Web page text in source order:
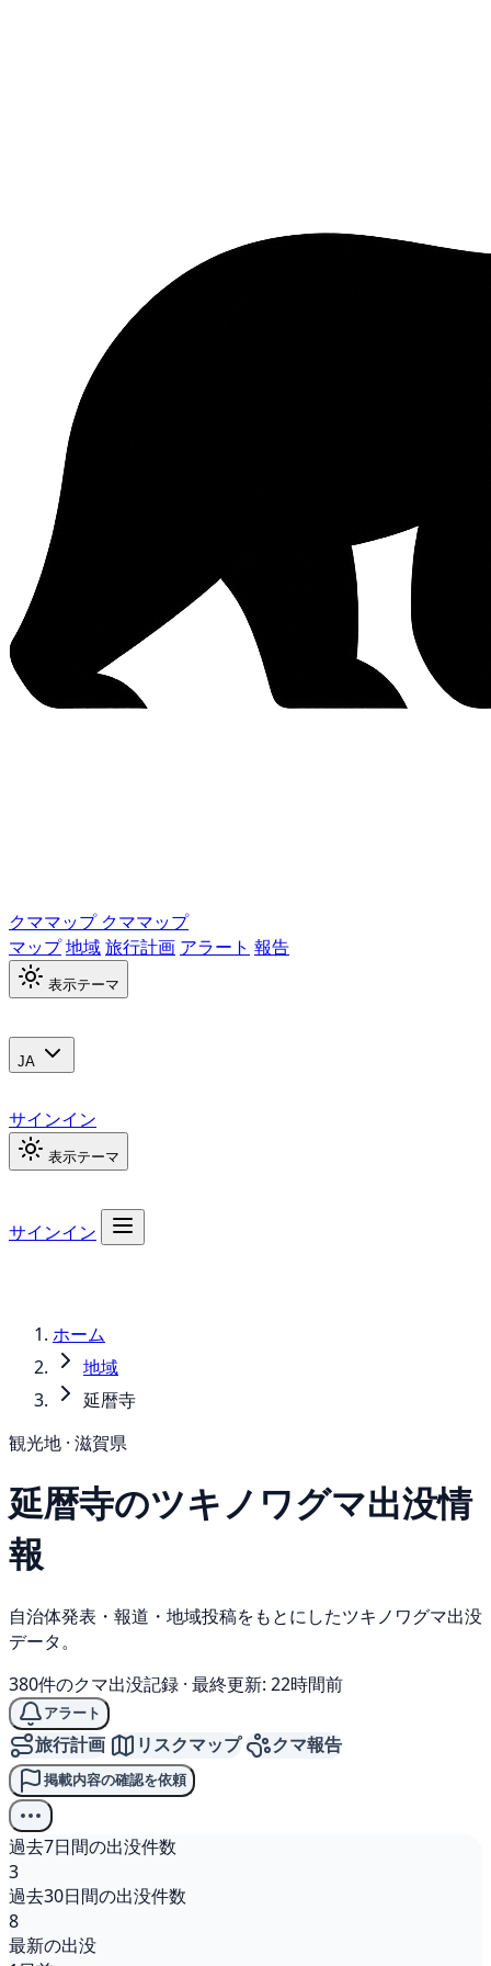
クママップ クママップ
マップ地域旅行計画 アラート 報告
表示テーマ
JA
サインイン
表示テーマ
サインイン
ホーム
地域
延暦寺
観光地 · 滋賀県
延暦寺のツキノワグマ出没情
報
自治体発表・報道・地域投稿をもとにしたツキノワグマ出没
データ。
380件のクマ出没記録 · 最終更新: 22時間前
アラート
旅行計画 リスクマップ クマ報告
掲載内容の確認を依頼
過去7日間の出没件数
3
過去30日間の出没件数
8
最新の出没